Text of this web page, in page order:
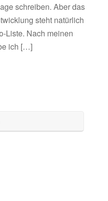
schreiben. Aber das
steht natürlich
Liste. Nach meinen
ich […]